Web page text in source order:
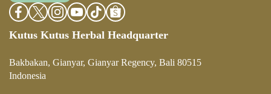
Kutus Kutus Herbal Headquarter
Bakbakan, Gianyar, Gianyar Regency, Bali 80515
Indonesia